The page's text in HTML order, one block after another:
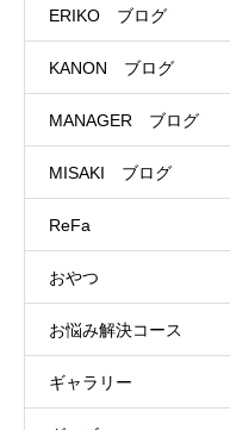
ERIKO ブログ
KANON ブログ
MANAGER ブログ
MISAKI ブログ
ReFa
おやつ
お悩み解決コース
ギャラリー